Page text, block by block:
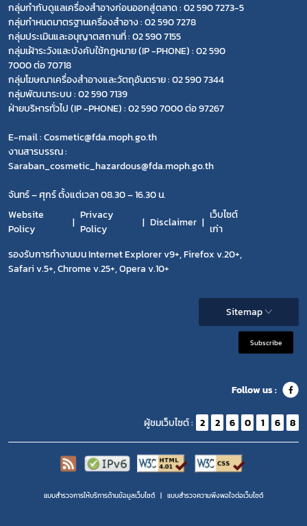
กลุ่มกำกับดูแลเครื่องสำอางก่อนออกสู่ตลาด : 02 590 7273-5
กลุ่มกำหนดมาตรฐานเครื่องสำอาง : 02 590 7278
กลุ่มประเมินและอนุญาตสถานที่ : 02 590 7155
กลุ่มเฝ้าระวังและบังคับใช้กฎหมาย (IP -PHONE) : 02 590
7000 ต่อ 70718
กลุ่มโฆษณาเครื่องสำอางและวัตถุอันตราย : 02 590 7344
กลุ่มพัฒนาระบบ : 02 590 7139
ฝ่ายบริหารทั่วไป (IP -PHONE) : 02 590 7000 ต่อ 97267
E-mail : Cosmetic@fda.moph.go.th
งานสารบรรณ :
Saraban_cosmetic_hazardous@fda.moph.go.th
จันทร์ – ศุกร์ ตั้งแต่เวลา 08.30 – 16.30 น.
Website
Policy
Privacy
Policy
Disclaimer
เว็บไซต์
เก่า
รองรับการทำงานบน Internet Explorer v9+, Firefox v.20+,
Safari v.5+, Chrome v.25+, Opera v.10+
Sitemap
Subscribe
Follow us :
ผู้ชมเว็บไซต์ : 2 2 6 0 1 6 8
แบบสำรวจการให้บริการด้านข้อมูลเว็บไซต์ แบบสำรวจความพีงพอใจต่อเว็บไซต์